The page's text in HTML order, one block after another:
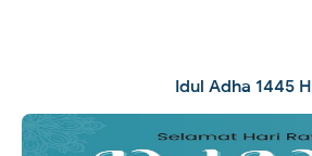
Idul Adha 1445 H